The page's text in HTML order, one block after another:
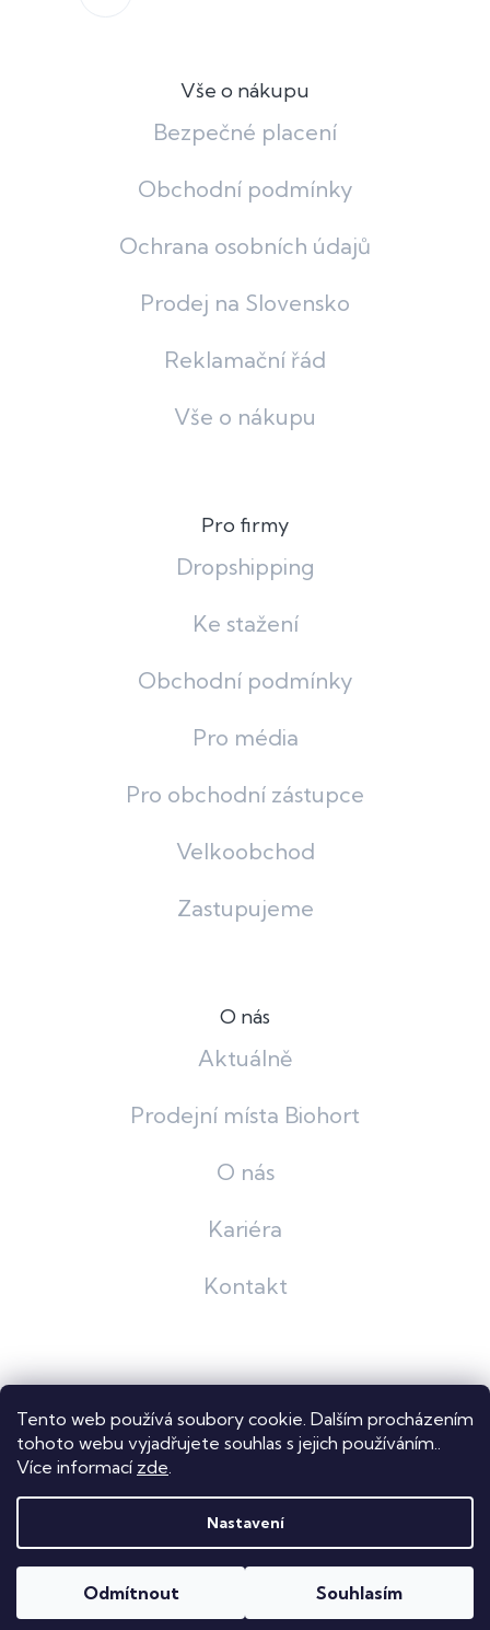
Tento web používá soubory cookie. Dalším procházením
tohoto webu vyjadřujete souhlas s jejich používáním..
Více informací zde.
Nastavení
Odmítnout Souhlasím
Vše o nákupu
Bezpečné placení
Obchodní podmínky
Ochrana osobních údajů
Prodej na Slovensko
Reklamační řád
Vše o nákupu
Pro firmy
Dropshipping
Ke stažení
Obchodní podmínky
Pro média
Pro obchodní zástupce
Velkoobchod
Zastupujeme
O nás
Aktuálně
Prodejní místa Biohort
O nás
Kariéra
Kontakt
Shoptet
Copyright 2026Dastech s.r.o.. Všechna práva vyhrazena.
Upravit nastavení cookies